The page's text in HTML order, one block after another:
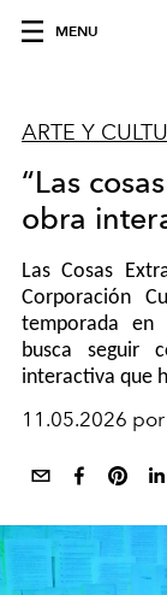
MENU
ARTE Y
“Las
obra
Las Cosas
Corporación
temporada en
busca seguir
interactiva que
11.05.2026